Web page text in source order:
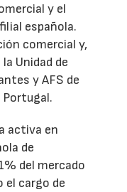
y el
española.
comercial y,
Unidad de
y AFS de
Portugal.
activa en
de
del mercado
el cargo de